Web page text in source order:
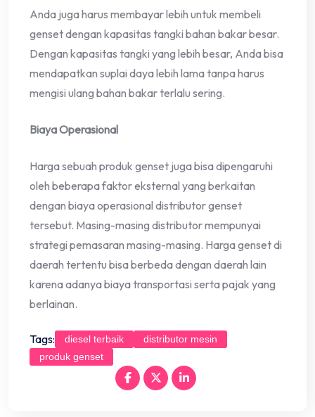
Anda juga harus membayar lebih untuk membeli
genset dengan kapasitas tangki bahan bakar besar.
Dengan kapasitas tangki yang lebih besar, Anda bisa
mendapatkan suplai daya lebih lama tanpa harus
mengisi ulang bahan bakar terlalu sering.
Biaya Operasional
Harga sebuah produk genset juga bisa dipengaruhi
oleh beberapa faktor eksternal yang berkaitan
dengan biaya operasional distributor genset
tersebut. Masing-masing distributor mempunyai
strategi pemasaran masing-masing. Harga genset di
daerah tertentu bisa berbeda dengan daerah lain
karena adanya biaya transportasi serta pajak yang
berlainan.
Tags: diesel terbaik
distributor mesin
produk genset